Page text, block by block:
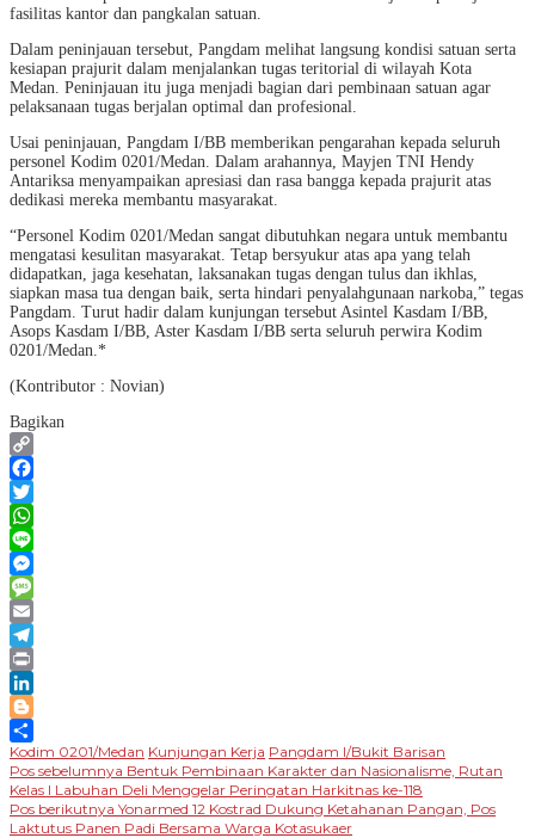
fasilitas kantor dan pangkalan satuan.
Dalam peninjauan tersebut, Pangdam melihat langsung kondisi satuan serta
kesiapan prajurit dalam menjalankan tugas teritorial di wilayah Kota
Medan. Peninjauan itu juga menjadi bagian dari pembinaan satuan agar
pelaksanaan tugas berjalan optimal dan profesional.
Usai peninjauan, Pangdam I/BB memberikan pengarahan kepada seluruh
personel Kodim 0201/Medan. Dalam arahannya, Mayjen TNI Hendy
Antariksa menyampaikan apresiasi dan rasa bangga kepada prajurit atas
dedikasi mereka membantu masyarakat.
“Personel Kodim 0201/Medan sangat dibutuhkan negara untuk membantu
mengatasi kesulitan masyarakat. Tetap bersyukur atas apa yang telah
didapatkan, jaga kesehatan, laksanakan tugas dengan tulus dan ikhlas,
siapkan masa tua dengan baik, serta hindari penyalahgunaan narkoba,” tegas
Pangdam. Turut hadir dalam kunjungan tersebut Asintel Kasdam I/BB,
Asops Kasdam I/BB, Aster Kasdam I/BB serta seluruh perwira Kodim
0201/Medan.*
(Kontributor : Novian)
Bagikan
Copy
Link
Facebook
Twitter
WhatsApp
Line
Messenger
Message
Email
Telegram
Print
LinkedIn
Blogger
Share
Kodim 0201/Medan Kunjungan Kerja Pangdam I/Bukit Barisan
Navigasi
pos
Pos sebelumnya Bentuk Pembinaan Karakter dan Nasionalisme, Rutan
Kelas I Labuhan Deli Menggelar Peringatan Harkitnas ke-118
Pos berikutnya Yonarmed 12 Kostrad Dukung Ketahanan Pangan, Pos
Laktutus Panen Padi Bersama Warga Kotasukaer